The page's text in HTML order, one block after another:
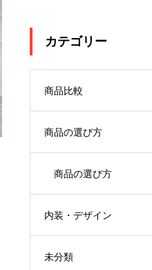
カテゴリー
商品比較
商品の選び方
商品の選び方
内装・デザイン
未分類